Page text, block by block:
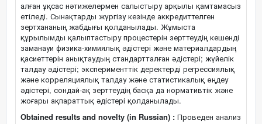
алған ұқсас нәтижелермен салыстыру арқылы қамтамасыз
етіледі. Сынақтарды жүргізу кезінде аккредиттелген
зертхананың жабдығы қолданылады. Жұмыста
құрылымды қалыптастыру процестерін зерттеудің кешенді
заманауи физика-химиялық әдістері және материалдардың
қасиеттерін анықтаудың стандартталған әдістері; жүйелік
талдау әдістері; эксперименттік деректерді регрессиялық
және корреляциялық талдау және статистикалық өңдеу
әдістері, сондай-ақ зерттеудің басқа да нормативтік және
жоғары ақпараттық әдістері қолданылады.
Obtained results and novelty (in Russian) : Проведен анализ